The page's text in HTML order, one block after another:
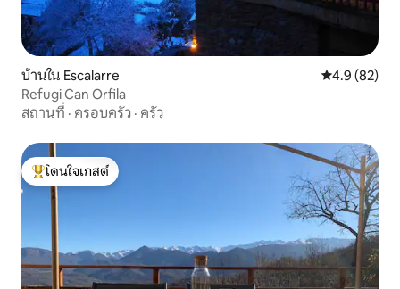
บ้านใน Escalarre คะแนนเฉลี่ย
4.9 (82)
Refugi Can Orfila
สถานที่ · ครอบครัว · ครัว
โดนใจเกสต์ที่สุด
โดนใจเกสต์